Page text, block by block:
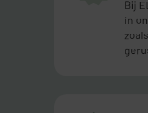
Bij
in